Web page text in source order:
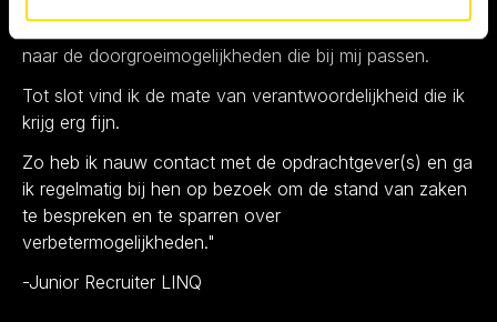
mijn kennis kan uitbreiden en wij verder kunnen kijken
naar de doorgroeimogelijkheden die bij mij passen.
Tot slot vind ik de mate van verantwoordelijkheid die ik
krijg erg fijn.
Zo heb ik nauw contact met de opdrachtgever(s) en ga
ik regelmatig bij hen op bezoek om de stand van zaken
te bespreken en te sparren over
verbetermogelijkheden."
-Junior Recruiter LINQ